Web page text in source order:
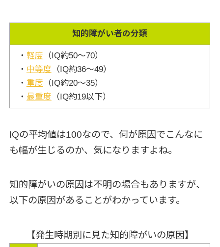
知的障がい者の分類
・ 軽度 （IQ約50～70）
・ 中等度 （IQ約36～49）
・ 重度 （IQ約20～35）
・ 最重度 （IQ約19以下）
IQの平均値は100なので、何が原因でこんなに
も幅が生じるのか、気になりますよね。
知的障がいの原因は不明の場合もありますが、
以下の原因があることがわかっています。
【発生時期別に見た知的障がいの原因】